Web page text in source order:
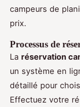
campeurs de
prix.
Processus de
La réservation
un système en
détaillé pour
Effectuez votre